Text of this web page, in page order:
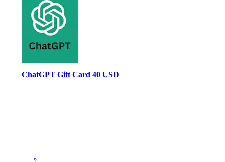
ChatGPT Gift Card 40 USD